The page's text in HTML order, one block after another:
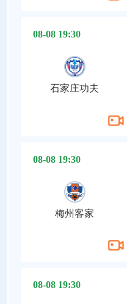
08-08 19:30
石家庄功夫
08-08 19:30
梅州客家
08-08 19:30